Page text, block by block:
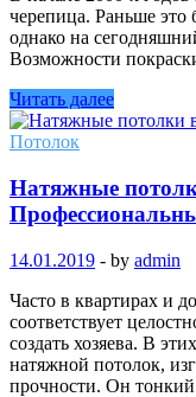
черепица. Раньше это
однако на
Возможности
Читать далее
Потолок
Натяжные
14.01.2019 - by admin
Часто в квартирах и
соответствует
создать хозяева. В
натяжной потолок,
прочности. Он